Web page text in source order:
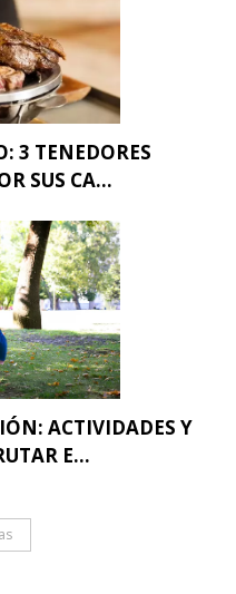
3 TENEDORES
SUS CA...
ACTIVIDADES Y
E...